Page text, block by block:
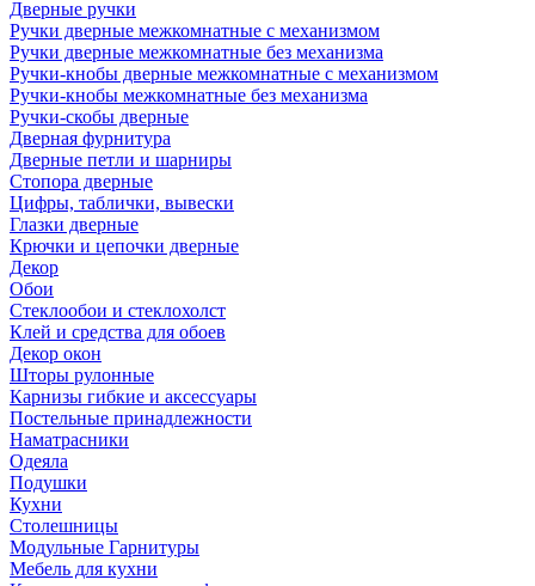
Дверные ручки
Ручки дверные межкомнатные с механизмом
Ручки дверные межкомнатные без механизма
Ручки-кнобы дверные межкомнатные с механизмом
Ручки-кнобы межкомнатные без механизма
Ручки-скобы дверные
Дверная фурнитура
Дверные петли и шарниры
Стопора дверные
Цифры, таблички, вывески
Глазки дверные
Крючки и цепочки дверные
Декор
Обои
Стеклообои и стеклохолст
Клей и средства для обоев
Декор окон
Шторы рулонные
Карнизы гибкие и аксессуары
Постельные принадлежности
Наматрасники
Одеяла
Подушки
Кухни
Столешницы
Модульные Гарнитуры
Мебель для кухни